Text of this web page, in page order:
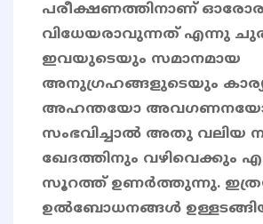
പരീക്ഷണത്തിനാണ്
വിധേയരാവുന്നത് എന്നു
ഇവയുടെയും സമാനമായ
അനുഗ്രഹങ്ങളുടെയും
അഹന്തയോ
സംഭവിച്ചാൽ അതു വലിയ
ഖേദത്തിനും വഴിവെക്കും
സൂറത്ത് ഉണർത്തുന്നു.
ഉൽബോധനങ്ങൾ